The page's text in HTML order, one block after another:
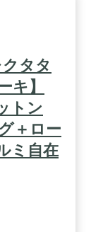
いて、様々
コーナー強
/ 【耐火性
ロンのター
燃性が焚火
がる火の粉
ゆっくりと
。野外でも
心のサービ
購入してく
が付いてお
お問い合わ
ご連絡くだ
タタ
キ】
トン
＋ロー
ミ自在